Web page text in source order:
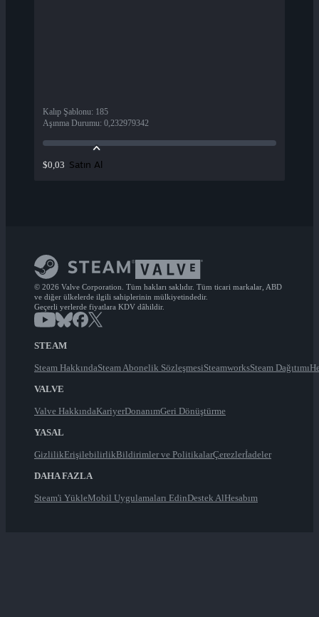
Kalıp Şablonu: 185
Aşınma Durumu: 0,232979342
$0,03 Satın Al
© 2026 Valve Corporation. Tüm hakları saklıdır. Tüm ticari markalar, ABD
ve diğer ülkelerde ilgili sahiplerinin mülkiyetindedir.
Geçerli yerlerde fiyatlara KDV dâhildir.
STEAM
Steam HakkındaSteam Abonelik SözleşmesiSteamworksSteam Dağıtımı
VALVE
Valve HakkındaKariyerDonanımGeri Dönüştürme
YASAL
GizlilikErişilebilirlikBildirimler ve PolitikalarÇerezlerİadeler
DAHA FAZLA
Steam'i YükleMobil Uygulamaları EdinDestek AlHesabım